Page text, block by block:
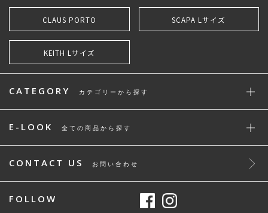
CLAUS PORTO SCAPA Lサイズ
KEITH Lサイズ
CATEGORY カテゴリーから探す
E-LOOK 全ての商品から探す
CONTACT US お問い合わせ
FOLLOW